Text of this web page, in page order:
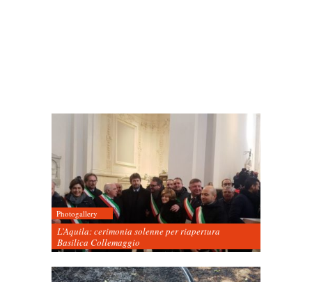
Photogallery
L’Aquila: cerimonia solenne per riapertura
Basilica Collemaggio